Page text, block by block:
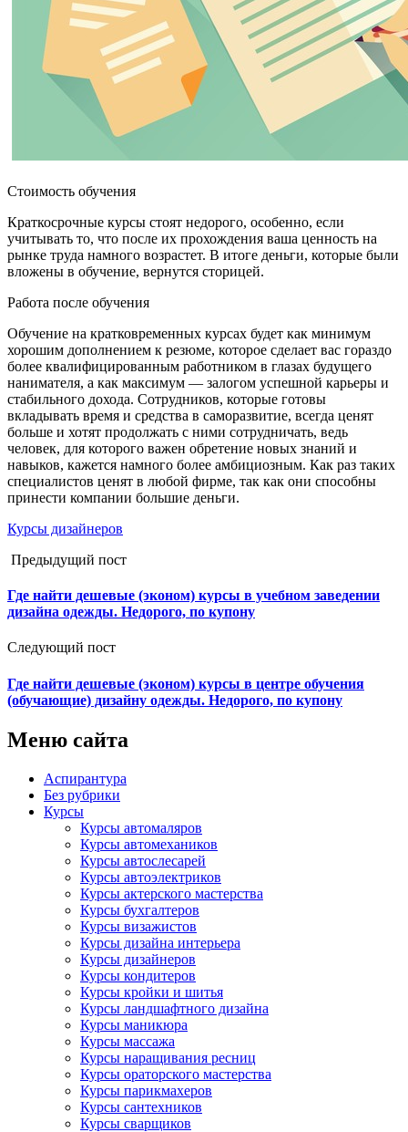
Стоимость обучения
Краткосрочные курсы стоят недорого, особенно, если
учитывать то, что после их прохождения ваша ценность на
рынке труда намного возрастет. В итоге деньги, которые были
вложены в обучение, вернутся сторицей.
Работа после обучения
Обучение на кратковременных курсах будет как минимум
хорошим дополнением к резюме, которое сделает вас гораздо
более квалифицированным работником в глазах будущего
нанимателя, а как максимум — залогом успешной карьеры и
стабильного дохода. Сотрудников, которые готовы
вкладывать время и средства в саморазвитие, всегда ценят
больше и хотят продолжать с ними сотрудничать, ведь
человек, для которого важен обретение новых знаний и
навыков, кажется намного более амбициозным. Как раз таких
специалистов ценят в любой фирме, так как они способны
принести компании большие деньги.
Курсы дизайнеров
Предыдущий пост
Где найти дешевые (эконом) курсы в учебном заведении
дизайна одежды. Недорого, по купону
Следующий пост
Где найти дешевые (эконом) курсы в центре обучения
(обучающие) дизайну одежды. Недорого, по купону
Меню сайта
Аспирантура
Без рубрики
Курсы
Курсы автомаляров
Курсы автомехаников
Курсы автослесарей
Курсы автоэлектриков
Курсы актерского мастерства
Курсы бухгалтеров
Курсы визажистов
Курсы дизайна интерьера
Курсы дизайнеров
Курсы кондитеров
Курсы кройки и шитья
Курсы ландшафтного дизайна
Курсы маникюра
Курсы массажа
Курсы наращивания ресниц
Курсы ораторского мастерства
Курсы парикмахеров
Курсы сантехников
Курсы сварщиков